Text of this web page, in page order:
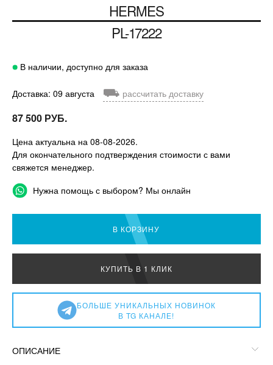
HERMES
PL-17222
В наличии, доступно для заказа
Доставка: 09 августа ⛟ рассчитать доставку
87 500 РУБ.
Цена актуальна на 08-08-2026.
Для окончательного подтверждения стоимости с вами
свяжется менеджер.
Нужна помощь с выбором? Мы онлайн
В КОРЗИНУ
КУПИТЬ В 1 КЛИК
БОЛЬШЕ УНИКАЛЬНЫХ НОВИНОК
В TG КАНАЛЕ!
ОПИСАНИЕ